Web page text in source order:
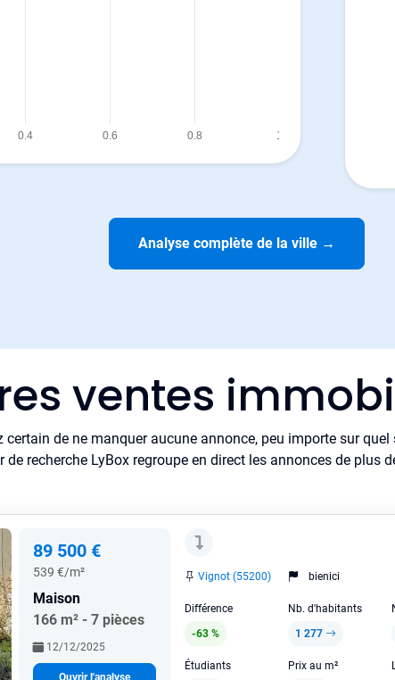
Analyse complète de la ville →
ventes
certain de ne manquer aucune annonce, peu importe sur quel
de recherche LyBox regroupe en direct les annonces de plus
89 500 €
539 €/m²
Maison
166 m² - 7 pièces
12/12/2025
Ouvrir l'analyse
Vignot (55200) bienici
Différence
-63 %
Nb. d'habitants
1 277
Étudiants Prix au m²